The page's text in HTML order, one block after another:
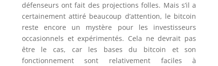
défenseurs ont fait des projections folles. Mais s’il a
certainement attiré beaucoup d’attention, le bitcoin
reste encore un mystère pour les investisseurs
occasionnels et expérimentés. Cela ne devrait pas
être le cas, car les bases du bitcoin et son
fonctionnement sont relativement faciles à